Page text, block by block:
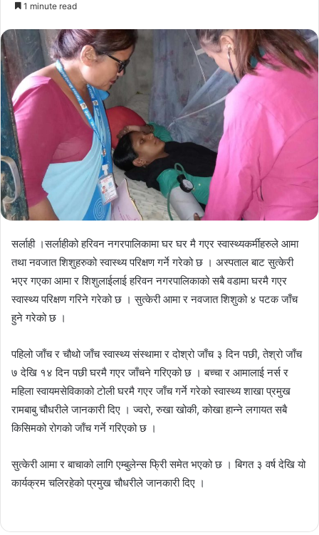
1 minute read
सर्लाही ।सर्लाहीको हरिवन नगरपालिकामा घर घर मै गएर स्वास्थ्यकर्मीहरुले आमा
तथा नवजात शिशुहरुको स्वास्थ्य परिक्षण गर्ने गरेको छ । अस्पताल बाट सुत्केरी
भएर गएका आमा र शिशुलाईलाई हरिवन नगरपालिकाको सबै वडामा घरमै गएर
स्वास्थ्य परिक्षण गरिने गरेको छ । सुत्केरी आमा र नवजात शिशुको ४ पटक जाँच
हुने गरेको छ ।
पहिलो जाँच र चौथो जाँच स्वास्थ्य संस्थामा र दोश्रो जाँच ३ दिन पछी, तेश्रो जाँच
७ देखि १४ दिन पछी घरमै गएर जाँचने गरिएको छ । बच्चा र आमालाई नर्स र
महिला स्वायमसेविकाको टोली घरमै गएर जाँच गर्ने गरेको स्वास्थ्य शाखा प्रमुख
रामबाबु चौधरीले जानकारी दिए । ज्वरो, रुखा खोकी, कोखा हान्ने लगायत सबै
किसिमको रोगको जाँच गर्ने गरिएको छ ।
सुत्केरी आमा र बाचाको लागि एम्बुलेन्स फ्रिी समेत भएको छ । बिगत ३ वर्ष देखि यो
कार्यक्रम चलिरहेको प्रमुख चौधरीले जानकारी दिए ।